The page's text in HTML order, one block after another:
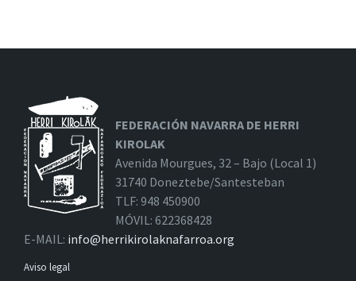
FEDERACIÓN NAVARRA DE HERRI
KIROLAK
Avenida Mourgues, 32 – Bajo (Local 1)
31740 Doneztebe/Santesteban
TLF: 948 450900
MÓVIL: 622368428
E-MAIL: info@herrikirolaknafarroa.org
Aviso legal